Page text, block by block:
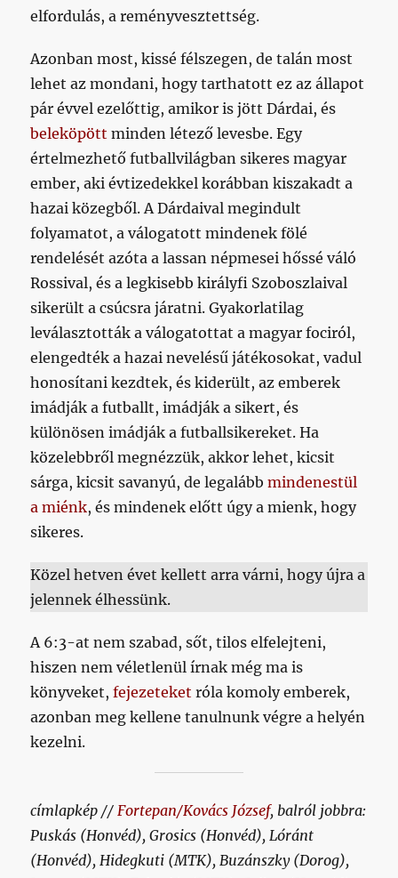
elfordulás, a reményvesztettség.
Azonban most, kissé félszegen, de talán most
lehet az mondani, hogy tarthatott ez az állapot
pár évvel ezelőttig, amikor is jött Dárdai, és
beleköpött minden létező levesbe. Egy
értelmezhető futballvilágban sikeres magyar
ember, aki évtizedekkel korábban kiszakadt a
hazai közegből. A Dárdaival megindult
folyamatot, a válogatott mindenek fölé
rendelését azóta a lassan népmesei hőssé váló
Rossival, és a legkisebb királyfi Szoboszlaival
sikerült a csúcsra járatni. Gyakorlatilag
leválasztották a válogatottat a magyar fociról,
elengedték a hazai nevelésű játékosokat, vadul
honosítani kezdtek, és kiderült, az emberek
imádják a futballt, imádják a sikert, és
különösen imádják a futballsikereket. Ha
közelebbről megnézzük, akkor lehet, kicsit
sárga, kicsit savanyú, de legalábbmindenestül
a miénk, és mindenek előtt úgy a mienk, hogy
sikeres.
Közel hetven évet kellett arra várni, hogy újra a
jelennek élhessünk.
A 6:3-at nem szabad, sőt, tilos elfelejteni,
hiszen nem véletlenül írnak még ma is
könyveket,fejezeteket róla komoly emberek,
azonban meg kellene tanulnunk végre a helyén
kezelni.
címlapkép // Fortepan/Kovács József, balról jobbra:
Puskás (Honvéd), Grosics (Honvéd), Lóránt
(Honvéd), Hidegkuti (MTK), Buzánszky (Dorog),